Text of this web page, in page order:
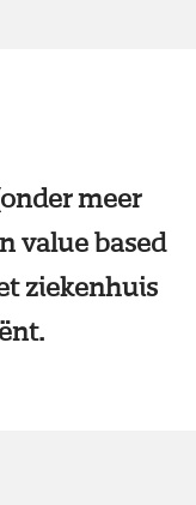
meer
value based
ziekenhuis